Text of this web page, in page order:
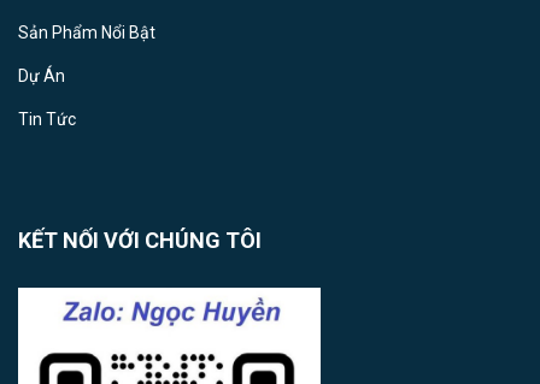
Sản Phẩm Nổi Bật
Dự Án
Tin Tức
KẾT NỐI VỚI CHÚNG TÔI